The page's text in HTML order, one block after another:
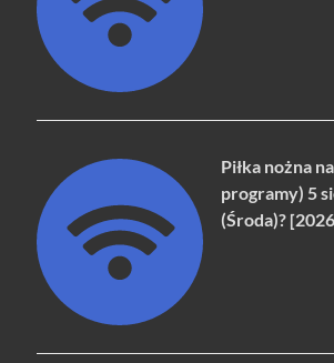
Piłka nożna
programy) 5
(Środa)?